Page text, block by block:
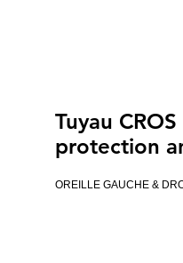
Tuyau
protection
OREILLE GAUCHE &